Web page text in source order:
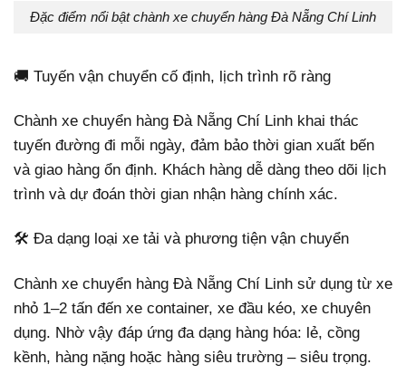
Đặc điểm nổi bật chành xe chuyển hàng Đà Nẵng Chí Linh
🚚 Tuyến vận chuyển cố định, lịch trình rõ ràng
Chành xe chuyển hàng Đà Nẵng Chí Linh khai thác
tuyến đường đi mỗi ngày, đảm bảo thời gian xuất bến
và giao hàng ổn định. Khách hàng dễ dàng theo dõi lịch
trình và dự đoán thời gian nhận hàng chính xác.
🛠️ Đa dạng loại xe tải và phương tiện vận chuyển
Chành xe chuyển hàng Đà Nẵng Chí Linh sử dụng từ xe
nhỏ 1–2 tấn đến xe container, xe đầu kéo, xe chuyên
dụng. Nhờ vậy đáp ứng đa dạng hàng hóa: lẻ, cồng
kềnh, hàng nặng hoặc hàng siêu trường – siêu trọng.